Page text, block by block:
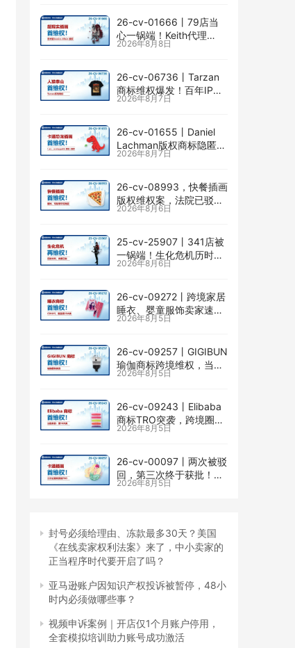
26-cv-01666㇑79店当
心一锅端！Keith代理
Jessica Allain已出手，卖
2026年8月8日
26-cv-06736㇑Tarzan
商标维权爆发！百年IP下
场TRO横扫多个类目
2026年8月7日
26-cv-01655㇑Daniel
Lachman版权商标隐匿维
权，I am… unstoppable
2026年8月7日
26-cv-08993，快餐插画
版权维权案，法院已驳回
批量合并，剩余商家不要
2026年8月6日
25-cv-25907㇑341店被
一锅端！生化危机历时半
年TRO传票已发，8月24
2026年8月6日
26-cv-09272㇑跨境家居
睡衣、婴童服饰卖家速自
查CENLYE商标滥用情况
2026年8月5日
26-cv-09257㇑GIGIBUN
瑜伽商标跨境维权，当心
TRO冻结风险
2026年8月5日
26-cv-09243㇑Elibaba
商标TRO突袭，跨境圈内
卷持续升级
2026年8月5日
26-cv-00097㇑两次被驳
回，第三次终于获批！几
乎被遗忘的Senay
2026年8月5日
封号必须给理由、冻款最多30天？美国
《在线卖家权利法案》来了，中小卖家的
正当程序时代要开启了吗？
亚马逊账户因知识产权投诉被暂停，48小
时内必须做哪些事？
视频申诉案例｜开店仅1个月账户停用，
全套模拟培训助力账号成功激活